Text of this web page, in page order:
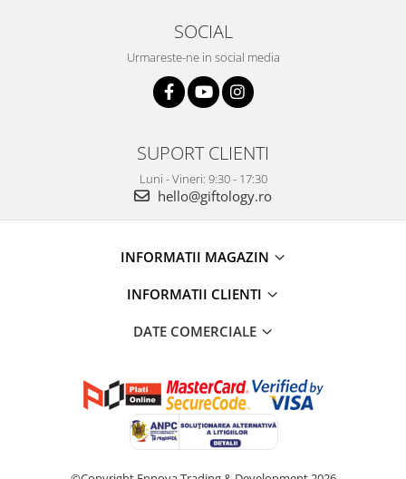
SOCIAL
Urmareste-ne in social media
SUPORT CLIENTI
Luni - Vineri: 9:30 - 17:30
hello@giftology.ro
INFORMATII MAGAZIN
INFORMATII CLIENTI
DATE COMERCIALE